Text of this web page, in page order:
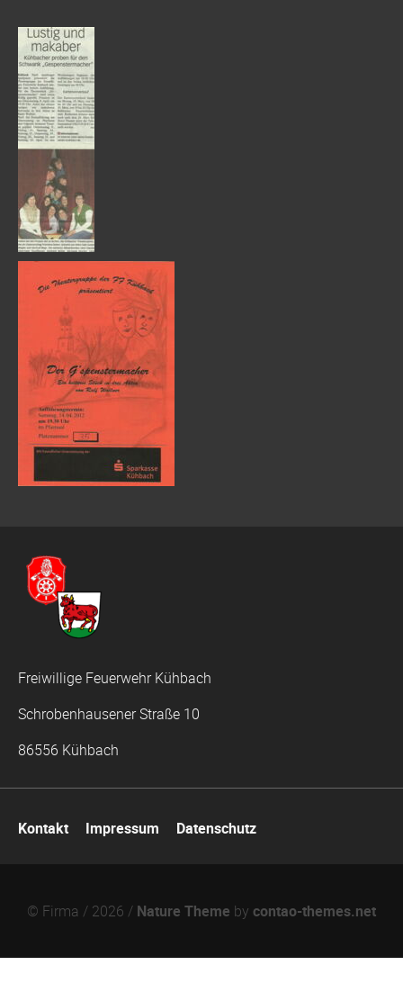
Freiwillige Feuerwehr Kühbach
Schrobenhausener Straße 10
86556 Kühbach
überspringen
Kontakt Impressum Datenschutz
© Firma / 2026 / Nature Theme by contao-themes.net